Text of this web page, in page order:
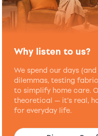
Why listen to us?
We spend our days
dilemmas, testing
to simplify home care.
theoretical — it’s real,
for everyday life.